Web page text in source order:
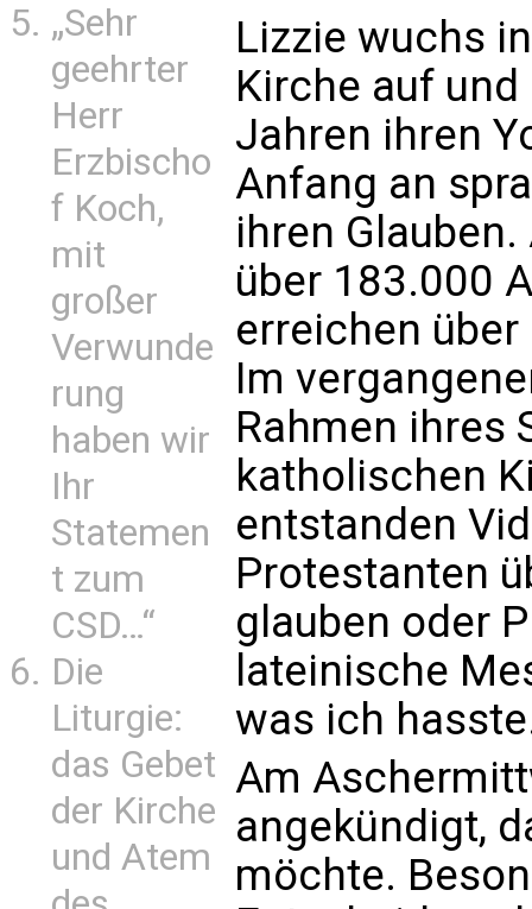
„Sehr
geehrter
Herr
Erzbischo
f Koch,
mit
großer
Verwunde
rung
haben wir
Ihr
Statemen
t zum
CSD…“
Die
Liturgie:
das Gebet
der Kirche
und Atem
Lizzie wuchs
Kirche auf
Jahren ihren
Anfang an
ihren
über 183.000
erreichen
Im
Rahmen ihres
katholischen
entstanden
Protestanten
glauben oder
lateinische
was ich
Am
angekündigt,
möchte.